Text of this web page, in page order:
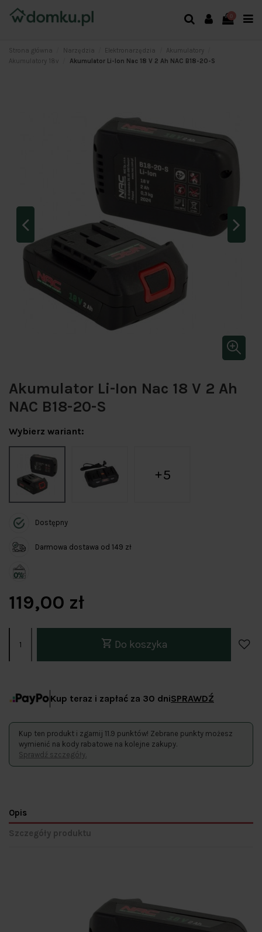
Strona główna Narzędzia Elektronarzędzia
Akumulatory
Akumulatory 18v
Akumulator Li-Ion Nac 18 V 2 Ah NAC B18-20-S
Akumulator Li-Ion Nac 18 V 2 Ah
NAC B18-20-S
Wybierz wariant:
5
Dostępny
Darmowa dostawa od 149 zł
119,00 zł
Do koszyka
Kup teraz i zapłać za 30 dniSPRAWDŹ
Kup ten produkt i zgarnij 11.9 punktów! Zebrane punkty możesz
wymienić na kody rabatowe na kolejne zakupy.
Sprawdź szczegóły.
Opis
Szczegóły produktu